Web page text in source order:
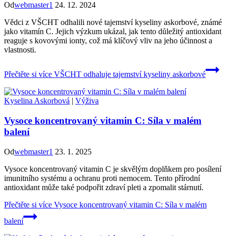
Odwebmaster1 24. 12. 2024
Vědci z VŠCHT odhalili nové tajemství kyseliny askorbové, známé
jako vitamín C. Jejich výzkum ukázal, jak tento důležitý antioxidant
reaguje s kovovými ionty, což má klíčový vliv na jeho účinnost a
vlastnosti.
Přečtěte si více VŠCHT odhaluje tajemství kyseliny askorbové
Kyselina Askorbová | Výživa
Vysoce koncentrovaný vitamin C: Síla v malém
balení
Odwebmaster1 23. 1. 2025
Vysoce koncentrovaný vitamin C je skvělým doplňkem pro posílení
imunitního systému a ochranu proti nemocem. Tento přírodní
antioxidant může také podpořit zdraví pleti a zpomalit stárnutí.
Přečtěte si více Vysoce koncentrovaný vitamin C: Síla v malém
balení